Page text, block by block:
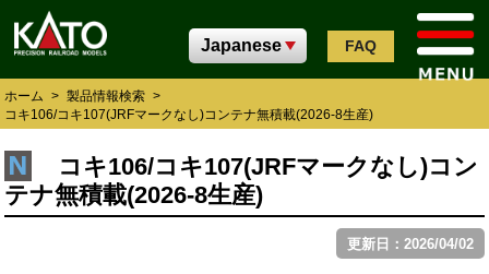
FAQ
ホーム > 製品情報検索 >
コキ106/コキ107(JRFマークなし)コンテナ無積載(2026-8生産)
コキ106/コキ107(JRFマークなし)コン
テナ無積載(2026-8生産)
更新日：2026/04/02